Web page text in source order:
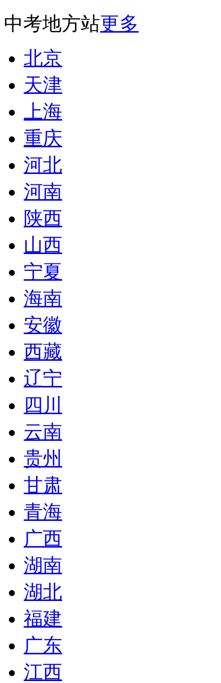
中考地方站更多
北京
天津
上海
重庆
河北
河南
陕西
山西
宁夏
海南
安徽
西藏
辽宁
四川
云南
贵州
甘肃
青海
广西
湖南
湖北
福建
广东
江西